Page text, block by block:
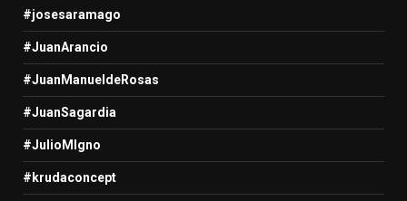
#josesaramago
#JuanArancio
#JuanManueldeRosas
#JuanSagardia
#JulioMIgno
#krudaconcept